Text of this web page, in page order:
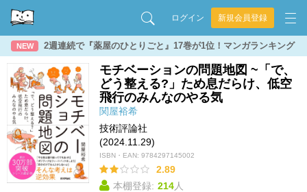
ログイン 新規会員登録
NEW 2週連続で『薬屋のひとりごと』17巻が1位！マンガランキング
モチベーションの問題地図 ~「で、
どう整える?」ため息だらけ、低空
飛行のみんなのやる気
関屋裕希
技術評論社
(2024.11.29)
ISBN・EAN: 9784297145002
2.89
本棚登録: 214人